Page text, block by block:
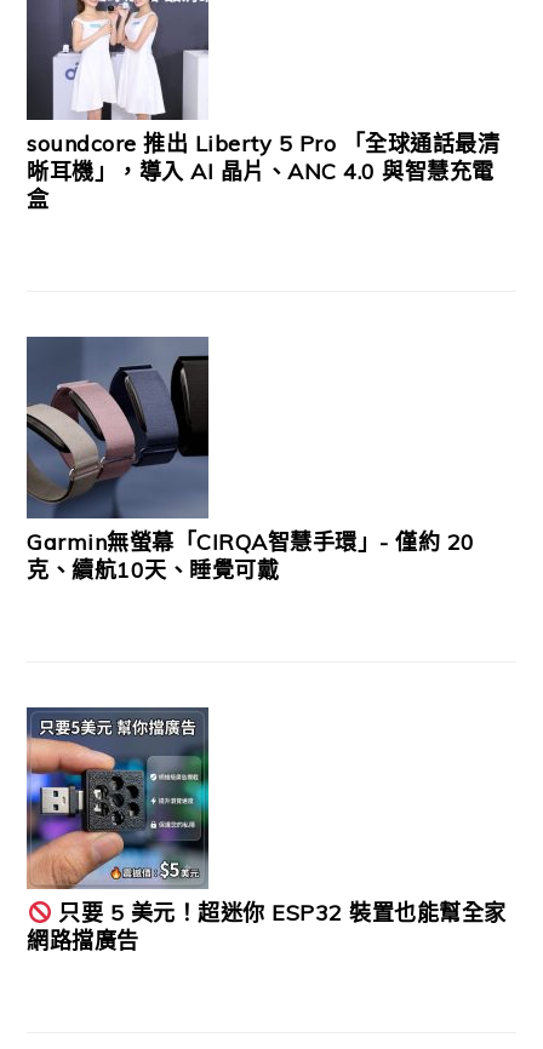
soundcore 推出 Liberty 5 Pro 「全球通話最清
晰耳機」，導入 AI 晶片、ANC 4.0 與智慧充電
盒
Garmin無螢幕「CIRQA智慧手環」- 僅約 20
克、續航10天、睡覺可戴
只要 5 美元！超迷你 ESP32 裝置也能幫全家
網路擋廣告